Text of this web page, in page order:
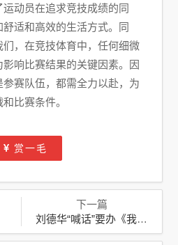
动员在追求竞技成绩的同
适和高效的生活方式。同
，在竞技体育中，任何细微
响比赛结果的关键因素。因
赛队伍，都需全力以赴，为
比赛条件。
赏一毛
下一篇
刘德华“喊话”要办《我是歌手》：天王出手，华语乐坛迎新变革